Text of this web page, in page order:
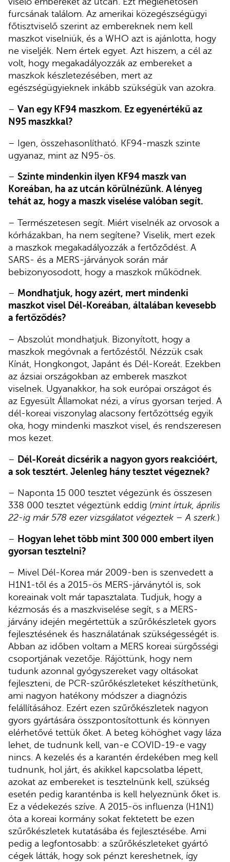
furcsának találom. Az amerikai közegészségügyi
főtisztviselő szerint az embereknek nem kell
maszkot viselniük, és a WHO azt is ajánlotta, hogy
ne viseljék. Nem értek egyet. Azt hiszem, a cél az
volt, hogy megakadályozzák az embereket a
maszkok készletezésében, mert az
egészségügyieknek inkább szükségük van azokra.
– Van egy KF94 maszkom. Ez egyenértékű az
N95 maszkkal?
– Igen, összehasonlítható. KF94-maszk szinte
ugyanaz, mint az N95-ös.
– Szinte mindenkin ilyen KF94 maszk van
Koreában, ha az utcán körülnézünk. A lényeg
tehát az, hogy a maszk viselése valóban segít.
– Természetesen segít. Miért viselnék az orvosok a
kórházakban, ha nem segítene? Viselik, mert ezek
a maszkok megakadályozzák a fertőződést. A
SARS- és a MERS-járványok során már
bebizonyosodott, hogy a maszkok működnek.
– Mondhatjuk, hogy azért, mert mindenki
maszkot visel Dél-Koreában, általában kevesebb
a fertőződés?
– Abszolút mondhatjuk. Bizonyított, hogy a
maszkok megóvnak a fertőzéstől. Nézzük csak
Kínát, Hongkongot, Japánt és Dél-Koreát. Ezekben
az ázsiai országokban az emberek maszkot
viselnek. Ugyanakkor, ha sok európai országot és
az Egyesült Államokat nézi, a vírus gyorsan terjed. A
dél-koreai viszonylag alacsony fertőzöttség egyik
oka, hogy mindenki maszkot visel, és rendszeresen
mos kezet.
– Dél-Koreát dicsérik a nagyon gyors reakcióért,
a sok tesztért. Jelenleg hány tesztet végeznek?
– Naponta 15 000 tesztet végezünk és összesen
338 000 tesztet végeztünk eddig (mint írtuk, április
22-ig már 578 ezer vizsgálatot végeztek – A szerk.)
– Hogyan lehet több mint 300 000 embert ilyen
gyorsan tesztelni?
– Mivel Dél-Korea már 2009-ben is szenvedett a
H1N1-től és a 2015-ös MERS-járványtól is, sok
koreainak volt már tapasztalata. Tudjuk, hogy a
kézmosás és a maszkviselése segít, s a MERS-
járvány idején megértettük a szűrőkészletek gyors
fejlesztésének és használatának szükségességét is.
Abban az időben voltam a MERS koreai sürgősségi
csoportjának vezetője. Rájöttünk, hogy nem
tudunk azonnal gyógyszereket vagy oltásokat
fejleszteni, de PCR-szűrőkészleteket készíthetünk,
ami nagyon hatékony módszer a diagnózis
felállításához. Ezért ezen szűrőkészletek nagyon
gyors gyártására összpontosítottunk és könnyen
elérhetővé tettük őket. A beteg köhöghet vagy láza
lehet, de tudnunk kell, van-e COVID-19-e vagy
nincs. A kezelés és a karantén érdekében meg kell
tudnunk, hol járt, és akikkel kapcsolatba lépett,
azokat az embereket is tesztelnünk kell, szükség
esetén pedig karanténba is kell helyeznünk őket is.
Ez a védekezés szíve. A 2015-ös influenza (H1N1)
óta a koreai kormány sokat fektetett be ezen
szűrőkészletek kutatásába és fejlesztésébe. Ami
pedig a legfontosabb: a szűrőkészleteket gyártó
cégek látták, hogy sok pénzt kereshetnek, így